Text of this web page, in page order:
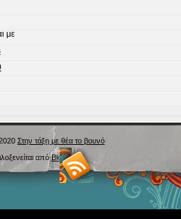
με
Στην τάξη με θέα το βουνό
απόBlogs.sch.gr